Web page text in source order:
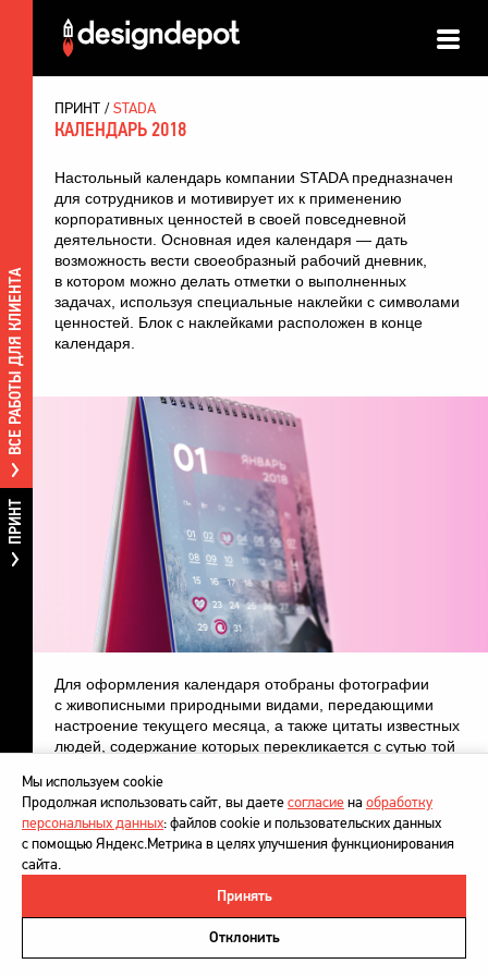
ВСЕ РАБОТЫ ДЛЯ КЛИЕНТА
ПРИНТ
ПРИНТ STADA
КАЛЕНДАРЬ 2018
Настольный календарь компании STADAпредназначен
для сотрудников и мотивирует их к применению
корпоративных ценностей в своей повседневной
деятельности. Основная идея календаря — дать
возможность вести своеобразный рабочий дневник
в котором можно делать отметки о выполненных
задачах, используя специальные наклейки с символами
ценностей. Блок с наклейками расположен в конце
календаря.
Для оформления календаря отобраны фотографии
с живописными природными видами, передающими
настроение текущего месяца, а также цитаты известных
людей, содержание которых перекликается с сутью той
В 2017 году календарь получил несколько наград
в Национальном конкурсе корпоративных календарей
«Серебряные нити»: 2-е место в номинации
«Креативный формат» и 3-е место в номинации
«Высокий уровень решения брендинг-задач».
Политика в отношении обработки персональных данных
Напишите нам
Мы используем cookie
Продолжая использовать сайт, вы даетесогласиена обработку
персональных данных: файлов cookie и пользовательских данных
с помощью Яндекс.Метрика в целях улучшения функционирования
сайта.
Принять
Отклонить